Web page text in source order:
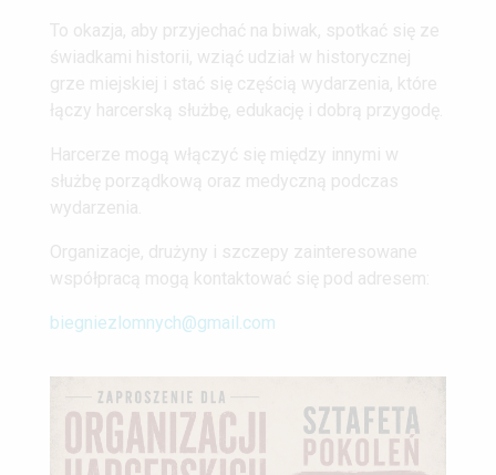
To okazja, aby przyjechać na biwak, spotkać się ze
świadkami historii, wziąć udział w historycznej
grze miejskiej i stać się częścią wydarzenia, które
łączy harcerską służbę, edukację i dobrą przygodę.
Harcerze mogą włączyć się między innymi w
służbę porządkową oraz medyczną podczas
wydarzenia.
Organizacje, drużyny i szczepy zainteresowane
współpracą mogą kontaktować się pod adresem:
biegniezlomnych@gmail.com